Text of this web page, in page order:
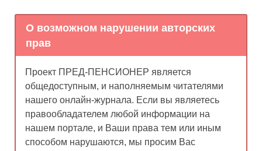
О возможном нарушении авторских
прав
Проект ПРЕД-ПЕНСИОНЕР является
общедоступным, и наполняемым читателями
нашего онлайн-журнала. Если вы являетесь
правообладателем любой информации на
нашем портале, и Ваши права тем или иным
способом нарушаются, мы просим Вас